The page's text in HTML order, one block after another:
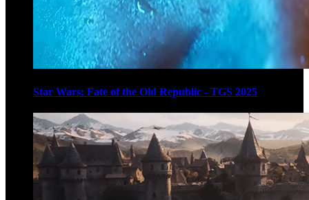
Star Wars: Fate of the Old Republic - TGS 2025